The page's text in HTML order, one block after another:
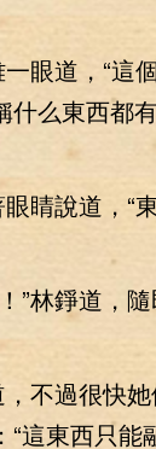
道，“這
么東西都
睛說道，“
錚道，隨
不過很快她
這東西只